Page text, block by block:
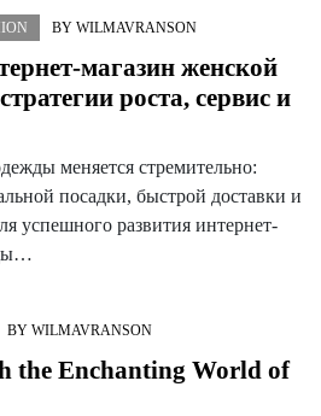
BY WILMAVRANSON
магазин женской
роста, сервис и
меняется стремительно:
посадки, быстрой доставки и
успешного развития интернет-
BY WILMAVRANSON
the Enchanting World of